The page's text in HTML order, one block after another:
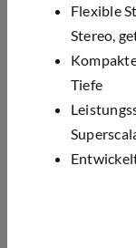
Flexible
Stereo,
Tiefe